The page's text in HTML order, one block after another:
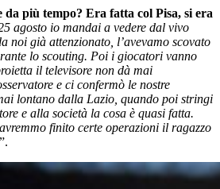
da più tempo? Era fatta col Pisa, si era
agosto io mandai a vedere dal vivo
noi già attenzionato, l’avevamo scovato
lo scouting. Poi i giocatori vanno
il televisore non dà mai
e ci confermò le nostre
lontano dalla Lazio, quando poi stringi
e alla società la cosa è quasi fatta.
finito certe operazioni il ragazzo
”.